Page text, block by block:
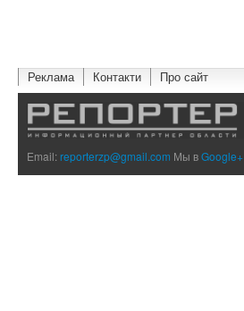
Реклама Контакти Про сайт
Email:reporterzp@gmail.com Мы вGoogle+